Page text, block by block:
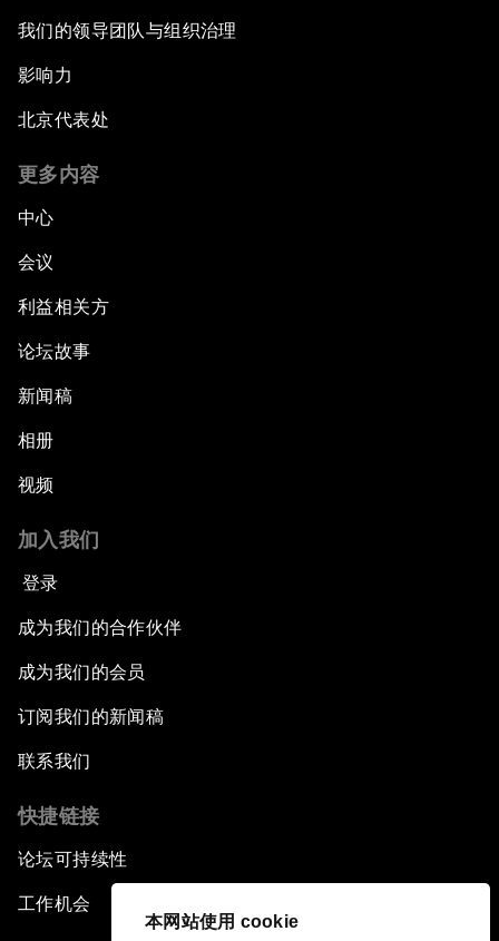
本网站使用 cookie
我们的领导团队与组织治理
影响力
北京代表处
更多内容
中心
会议
利益相关方
论坛故事
新闻稿
相册
视频
加入我们
登录
成为我们的合作伙伴
成为我们的会员
订阅我们的新闻稿
联系我们
快捷链接
论坛可持续性
工作机会